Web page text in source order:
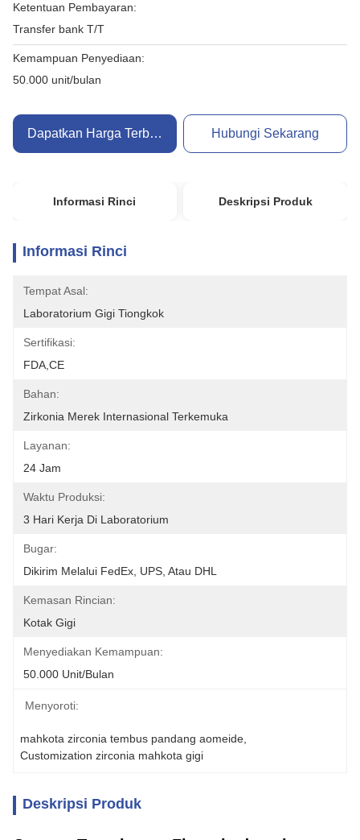
Ketentuan Pembayaran:
Transfer bank T/T
Kemampuan Penyediaan:
50.000 unit/bulan
Dapatkan Harga Terbaik Hubungi Sekarang
Informasi Rinci Deskripsi Produk
Informasi Rinci
Tempat Asal:
Laboratorium Gigi Tiongkok
Sertifikasi:
FDA,CE
Bahan:
Zirkonia Merek Internasional Terkemuka
Layanan:
24 Jam
Waktu Produksi:
3 Hari Kerja Di Laboratorium
Bugar:
Dikirim Melalui FedEx, UPS, Atau DHL
Kemasan Rincian:
Kotak Gigi
Menyediakan Kemampuan:
50.000 Unit/bulan
Menyoroti:
mahkota zirconia tembus pandang aomeide
Customization zirconia mahkota gigi
Deskripsi Produk